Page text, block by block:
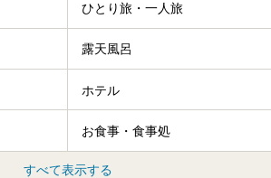
ひとり旅・一人旅
露天風呂
ホテル
お食事・食事処
すべて表示する